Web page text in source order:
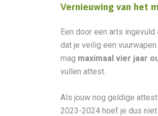
Vernieuwing van het
Een door een arts
dat je veilig een
mag maximaal vier jaar
vullen attest.
Als jouw nog geldige
2023-2024 hoef je dus